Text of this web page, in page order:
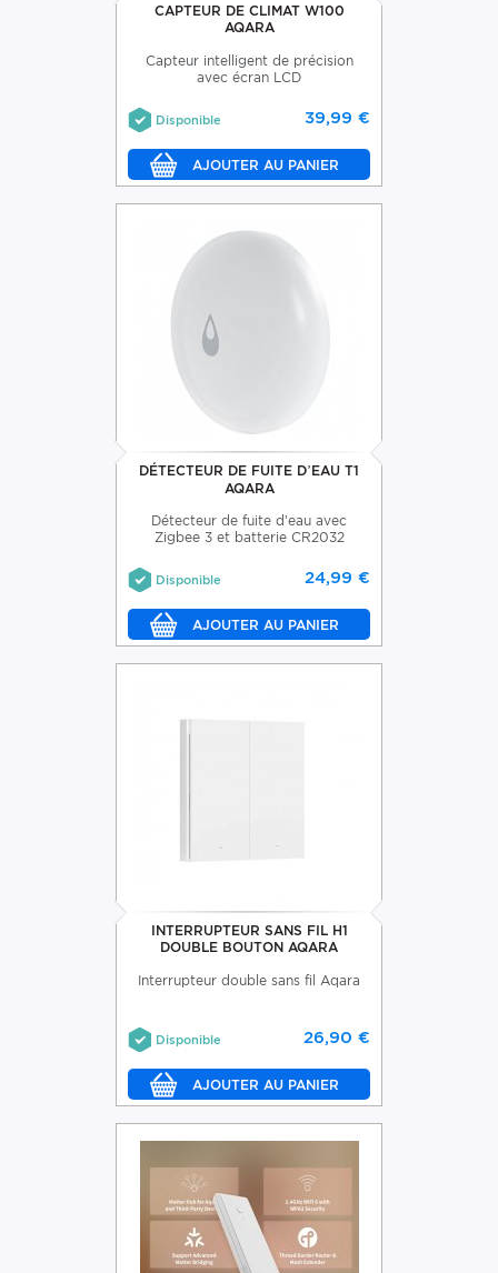
CAPTEUR DE CLIMAT W100
AQARA
Capteur intelligent de précision
avec écran LCD
39,99 €
Disponible
DÉTECTEUR DE FUITE D’EAU T1
AQARA
Détecteur de fuite d’eau avec
Zigbee 3 et batterie CR2032
24,99 €
Disponible
INTERRUPTEUR SANS FIL H1
DOUBLE BOUTON AQARA
Interrupteur double sans fil Aqara
26,90 €
Disponible